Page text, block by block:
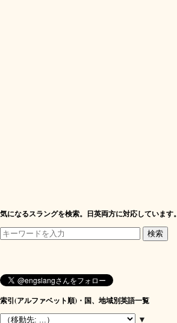
気になるスラングを検索。日英両方に対応しています。
索引(アルファベット順)・国、地域別英語一覧
▼